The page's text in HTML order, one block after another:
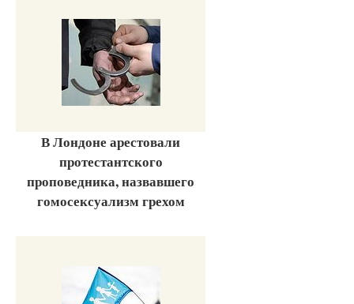
В Лондоне арестовали
протестантского
проповедника, назвавшего
гомосексуализм грехом